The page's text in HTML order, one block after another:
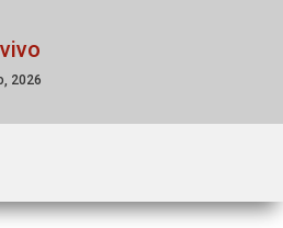
2026